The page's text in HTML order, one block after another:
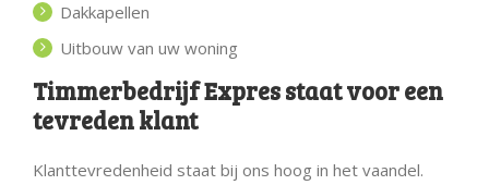
Dakkapellen
Uitbouw van uw woning
Timmerbedrijf Expres staat voor een
tevreden klant
Klanttevredenheid staat bij ons hoog in het vaandel.